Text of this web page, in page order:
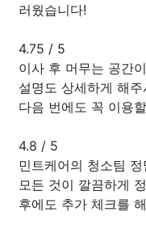
러웠습니다!
4.75 / 5
이사 후 머무는 공간
설명도 상세하게 해
다음 번에도 꼭 이용
4.8 / 5
민트케어의 청소팀
모든 것이 깔끔하게
후에도 추가 체크를